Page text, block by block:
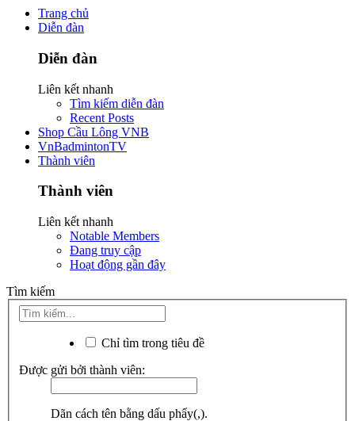
Trang chủ
Diễn đàn
Diễn đàn
Liên kết nhanh
Tìm kiếm diễn đàn
Recent Posts
Shop Cầu Lông VNB
VnBadmintonTV
Thành viên
Thành viên
Liên kết nhanh
Notable Members
Đang truy cập
Hoạt động gần đây
Tìm kiếm
Chỉ tìm trong tiêu đề
Được gửi bởi thành viên:
Dãn cách tên bằng dấu phẩy(,).